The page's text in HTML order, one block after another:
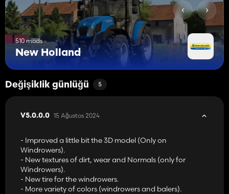
510 mods
New Holland
Değişiklik günlüğü 5
V5.0.0.0 15 Ağustos 2024
- Improved a little bit the 3D model (Only on
Windrowers).
- New textures of dirt, wear and Normals (only for
Windrowers).
- New tire for the windrowers.
- More variety of colors (windrowers and balers).